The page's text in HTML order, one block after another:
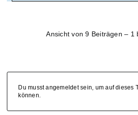
Ansicht von 9 Beiträgen – 1
Du musst angemeldet sein, um auf dieses
können.